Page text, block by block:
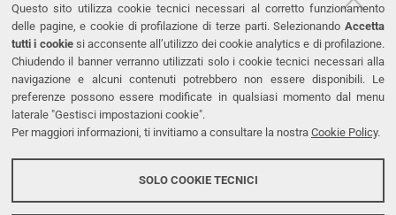
Questo sito utilizza cookie tecnici necessari al corretto funzionamento
delle pagine, e cookie di profilazione di terze parti. Selezionando Accetta
tutti i cookiesi acconsente all’utilizzo dei cookie analytics e di profilazione.
Chiudendo il banner verranno utilizzati solo i cookie tecnici necessari alla
navigazione e alcuni contenuti potrebbero non essere disponibili. Le
preferenze possono essere modificate in qualsiasi momento dal menu
laterale "Gestisci impostazioni cookie".
Per maggiori informazioni, ti invitiamo a consultare la nostra Cookie Policy.
SOLO COOKIE TECNICI
Tel. +39 0532 293111
Fax. +39 0532 293031
PEC
LINKS
Dichiarazione di accessibilità
Protezione dati personali